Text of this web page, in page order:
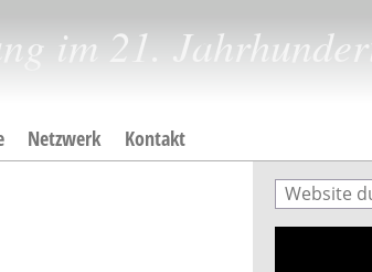
im 21.
Netzwerk Kontakt
Suche